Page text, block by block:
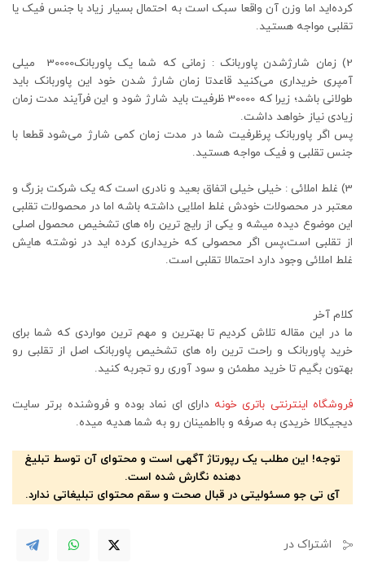
کرده‌اید اما وزن آن واقعا سبک است به احتمال بسیار زیاد با جنس فیک یا
تقلبی مواجه هستید.
2) زمان شارژشدن پاوربانک : زمانی که شما یک پاوربانک30000 میلی
آمپری خریداری می‌کنید قاعدتا زمان شارژ شدن خود این پاوربانک باید
طولانی باشد؛ زیرا که 30000 ظرفیت باید شارژ شود و این فرآیند مدت زمان
زیادی نیاز خواهد داشت.
پس اگر پاوربانک پرظرفیت شما در مدت زمان کمی شارژ می‌شود قطعا با
جنس تقلبی و فیک مواجه هستید.
3) غلط املائی : خیلی خیلی اتفاق بعید و نادری است که یک شرکت بزرگ و
معتبر در محصولات خودش غلط املایی داشته باشه اما در محصولات تقلبی
این موضوع دیده میشه و یکی از رایج ترین راه های تشخیص محصول اصلی
از تقلبی است،پس اگر محصولی که خریداری کرده اید در نوشته هایش
غلط املائی وجود دارد احتمالا تقلبی است.
کلام آخر
ما در این مقاله تلاش کردیم تا بهترین و مهم ترین مواردی که شما برای
خرید پاوربانک و راحت ترین راه های تشخیص پاوربانک اصل از تقلبی رو
بهتون بگیم تا خرید مطمئن و سود آوری رو تجربه کنید.
فروشگاه اینترنتی باتری خونه دارای ای نماد بوده و فروشنده برتر سایت
دیجیکالا خریدی به صرفه و بااطمینان رو به شما هدیه میده.
توجه! این مطلب یک رپورتاژ آگهی است و محتوای آن توسط تبلیغ
دهنده نگارش شده است.
آی تی جو مسئولیتی در قبال صحت و سقم محتوای تبلیغاتی ندارد.
اشتراک در